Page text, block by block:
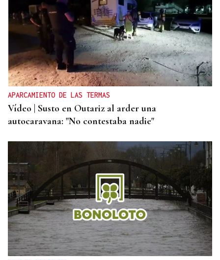
APARCAMIENTO DE LAS TERMAS
Vídeo | Susto en Outariz al arder una
autocaravana: "No contestaba nadie"